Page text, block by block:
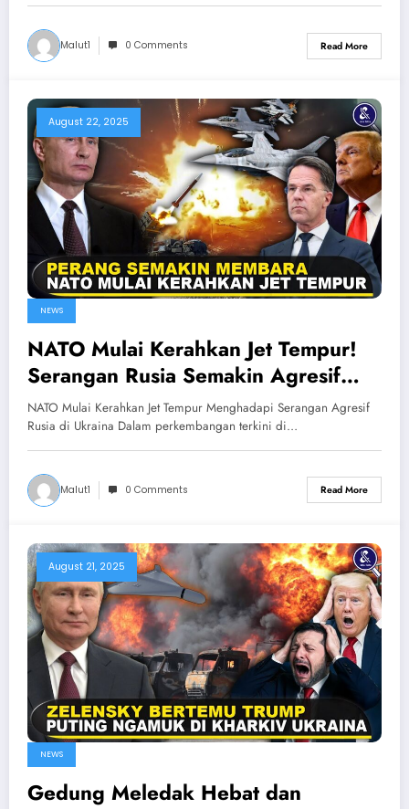
Malut1 0 Comments Read More
August 22, 2025
NEWS
NATO Mulai Kerahkan Jet Tempur!
Serangan Rusia Semakin Agresif
Hancurkan Ukraina & NATO
NATO Mulai Kerahkan Jet Tempur Menghadapi Serangan Agresif
Rusia di Ukraina Dalam perkembangan terkini di…
Malut1 0 Comments Read More
August 21, 2025
NEWS
Gedung Meledak Hebat dan